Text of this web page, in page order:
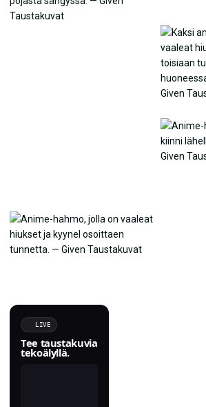
LIVE
Tee taustakuvia
tekoälyllä.